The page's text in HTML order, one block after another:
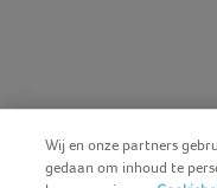
Wij en onze partners
gedaan om inhoud te